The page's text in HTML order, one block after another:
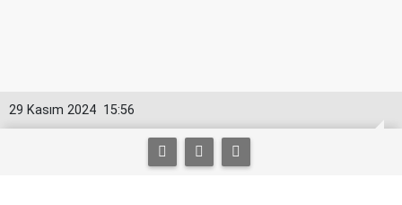
15:56
29 Kasım 2024